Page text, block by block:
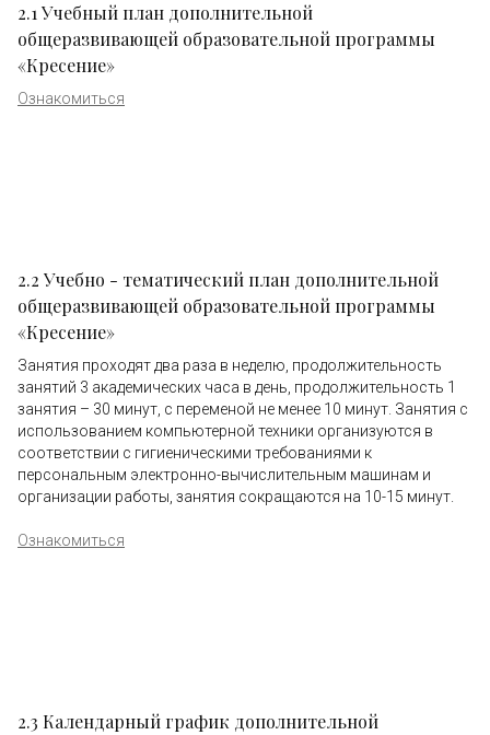
2.1 Учебный план дополнительной
общеразвивающей образовательной программы
«Кресение»
Ознакомиться
2.2 Учебно - тематический план дополнительной
общеразвивающей образовательной программы
«Кресение»
Занятия проходят два раза в неделю, продолжительность
занятий 3 академических часа в день, продолжительность 1
занятия – 30 минут, с переменой не менее 10 минут. Занятия с
использованием компьютерной техники организуются в
соответствии с гигиеническими требованиями к
персональным электронно-вычислительным машинам и
организации работы, занятия сокращаются на 10-15 минут.
Ознакомиться
2.3 Календарный график дополнительной